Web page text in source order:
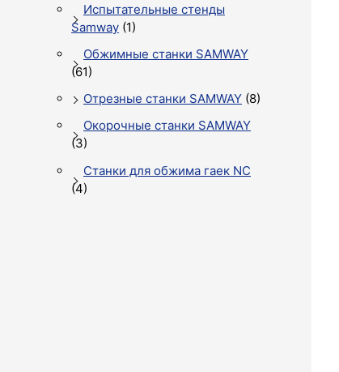
Испытательные стенды
Samway (1)
Обжимные станки SAMWAY
(61)
Отрезные станки SAMWAY (8)
Окорочные станки SAMWAY
(3)
Станки для обжима гаек NC
(4)